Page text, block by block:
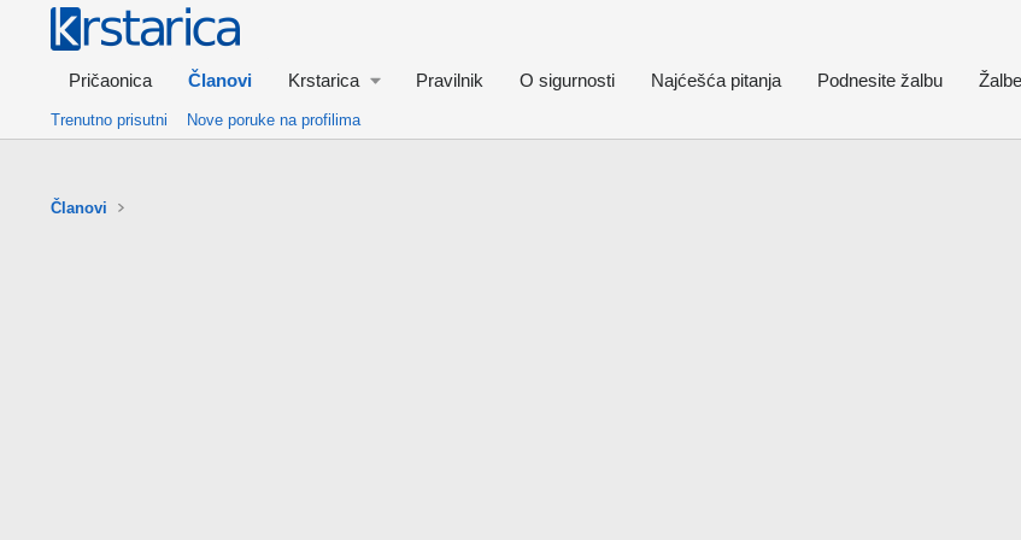
Pričaonica Članovi Krstarica Pravilnik O sigurnosti Najćešća pitanja Podnesite žalbu Žalbe
Trenutno prisutni Nove poruke na profilima
Članovi